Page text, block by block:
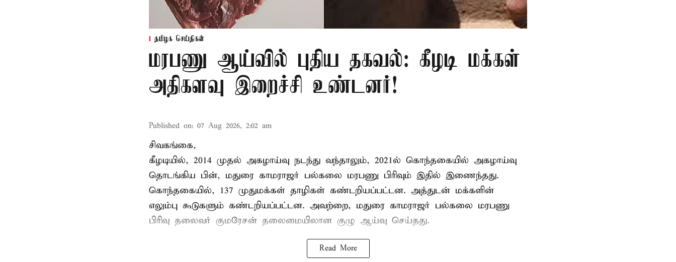
தமிழக செய்திகள்
மரபணு ஆய்வில் புதிய தகவல்: கீழடி மக்கள்
அதிகளவு இறைச்சி உண்டனர்!
Published on: 07 Aug 2026, 2:02 am
சிவகங்கை,
கீழடியில், 2014 முதல் அகழாய்வு நடந்து வந்தாலும், 2021ல் கொந்தகையில் அகழாய்வு
தொடங்கிய பின், மதுரை காமராஜர் பல்கலை மரபணு பிரிவும் இதில் இணைந்தது.
கொந்தகையில், 137 முதுமக்கள் தாழிகள் கண்டறியப்பட்டன. அத்துடன் மக்களின்
எலும்பு கூடுகளும் கண்டறியப்பட்டன. அவற்றை, மதுரை காமராஜர் பல்கலை மரபணு
பிரிவு தலைவர் குமரேசன் தலைமையிலான குழு ஆய்வு செய்தது.
Read More